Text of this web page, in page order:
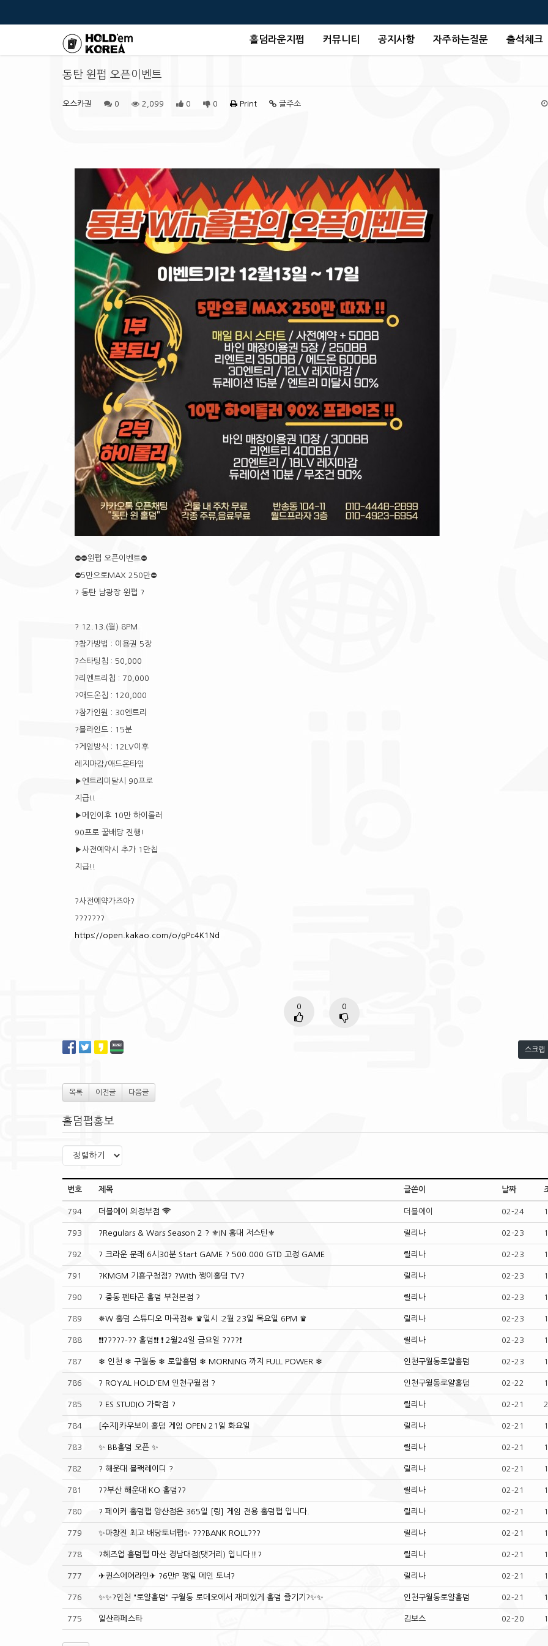
홀덤라운지펍 커뮤니티 공지사항 자주하는질문 출석체크
동탄 윈펍 오픈이벤트
오스카권 0 2,099 0 0 Print 글주소
⛔⛔윈펍 오픈이벤트⛔
⛔5만으로MAX 250만⛔
? 동탄 남광장 윈펍 ?
? 12.13.(월) 8PM
?참가방법 : 이용권 5장
?스타팅칩 : 50,000
?리엔트리칩 : 70,000
?애드온칩 : 120,000
?참가인원 : 30엔트리
?블라인드 : 15분
?게임방식 : 12LV이후
레지마감/애드온타임
▶엔트리미달시 90프로
지급!!
▶메인이후 10만 하이롤러
90프로 꿀배당 진행!
▶사전예약시 추가 1만칩
지급!!
?사전예약가즈아?
???????
https://open.kakao.com/o/gPc4K1Nd
0 0
스크랩
목록 이전글 다음글
홀덤펍홍보
번호 제목 글쓴이 날짜
794 더블에이 의정부점 더블에이 02-24
793 ?Regulars & Wars Season 2 ? ⚜IN 홍대 저스틴⚜ 릴리나 02-23
792 ? 크라운 문래 6시30분 Start GAME ? 500.000 GTD 고정 GAME 릴리나 02-23
791 ?KMGM 기흥구청점? ?With 쩡이홀덤 TV? 릴리나 02-23
790 ? 중동 펜타곤 홀덤 부천본점 ? 릴리나 02-23
789 ✵W 홀덤 스튜디오 마곡점✵ ♛일시 :2월 23일 목요일 6PM ♛ 릴리나 02-23
788 ❗❗?????-?? 홀덤❗❗ ❗ 2월24일 금요일 ????❗ 릴리나 02-23
787 ❄ 인천 ❄ 구월동 ❄ 로얄홀덤 ❄ MORNING 까지 FULL POWER ❄ 인천구월동로얄홀덤 02-23
786 ? ROYAL HOLD'EM 인천구월점 ? 인천구월동로얄홀덤 02-22
785 ? ES STUDIO 가락점 ? 릴리나 02-21
784 [수지]카우보이 홀덤 게임 OPEN 21일 화요일 릴리나 02-21
783 ✨ BB홀덤 오픈 ✨ 릴리나 02-21
782 ? 해운대 블랙레이디 ? 릴리나 02-21
781 ??부산 해운대 KO 홀덤?? 릴리나 02-21
780 ? 페이커 홀덤펍 양산점은 365일 [링] 게임 전용 홀덤펍 입니다. 릴리나 02-21
779 ✨마창진 최고 배당토너펍✨ ???BANK ROLL??? 릴리나 02-21
778 ?헤즈업 홀덤펍 마산 경남대점(댓거리) 입니다‼? 릴리나 02-21
777 ✈퀸스에어라인✈ ?6만P 평일 메인 토너? 릴리나 02-21
776 ✨️✨?인천 "로얄홀덤" 구월동 로데오에서 재미있게 홀덤 즐기기?✨✨️ 인천구월동로얄홀덤 02-21
775 일산라페스타 김보스 02-20